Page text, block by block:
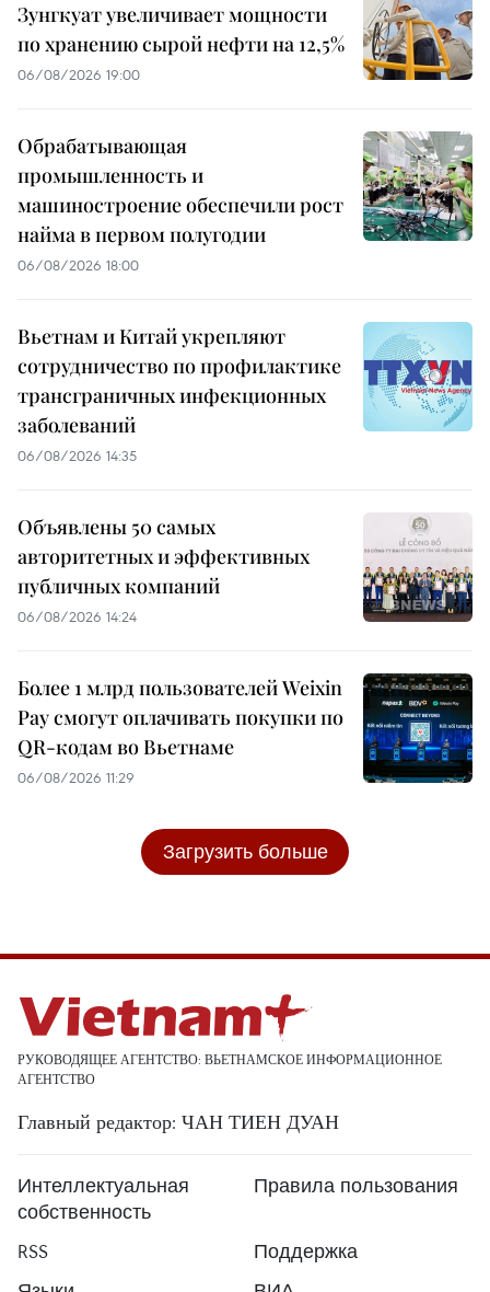
Зунгкуат увеличивает мощности
по хранению сырой нефти на 12,5%
06/08/2026 19:00
Обрабатывающая
промышленность и
машиностроение обеспечили рост
найма в первом полугодии
06/08/2026 18:00
Вьетнам и Китай укрепляют
сотрудничество по профилактике
трансграничных инфекционных
заболеваний
06/08/2026 14:35
Объявлены 50 самых
авторитетных и эффективных
публичных компаний
06/08/2026 14:24
Более 1 млрд пользователей Weixin
Pay смогут оплачивать покупки по
QR-кодам во Вьетнаме
06/08/2026 11:29
Загрузить больше
РУКОВОДЯЩЕЕ АГЕНТСТВО: ВЬЕТНАМСКОЕ ИНФОРМАЦИОННОЕ
АГЕНТСТВО
Главный редактор: ЧАН ТИЕН ДУАН
Интеллектуальная
собственность
Правила пользования
RSS
Поддержка